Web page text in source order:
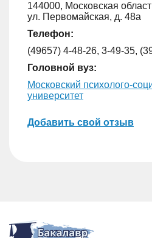
144000, Московская
ул. Первомайская, д. 48а
Телефон:
(49657) 4-48-26, 3-49-35,
Головной вуз:
Московский психолого-
университет
Добавить свой отзыв